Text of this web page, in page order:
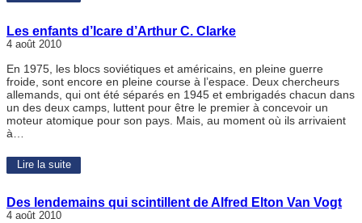
Les enfants d’Icare d’Arthur C. Clarke
4 août 2010
En 1975, les blocs soviétiques et américains, en pleine guerre
froide, sont encore en pleine course à l’espace. Deux chercheurs
allemands, qui ont été séparés en 1945 et embrigadés chacun dans
un des deux camps, luttent pour être le premier à concevoir un
moteur atomique pour son pays. Mais, au moment où ils arrivaient
à…
Lire la suite
Des lendemains qui scintillent de Alfred Elton Van Vogt
4 août 2010